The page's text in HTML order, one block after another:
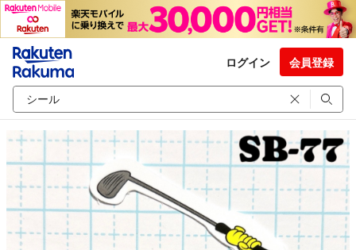
ログイン 会員登録